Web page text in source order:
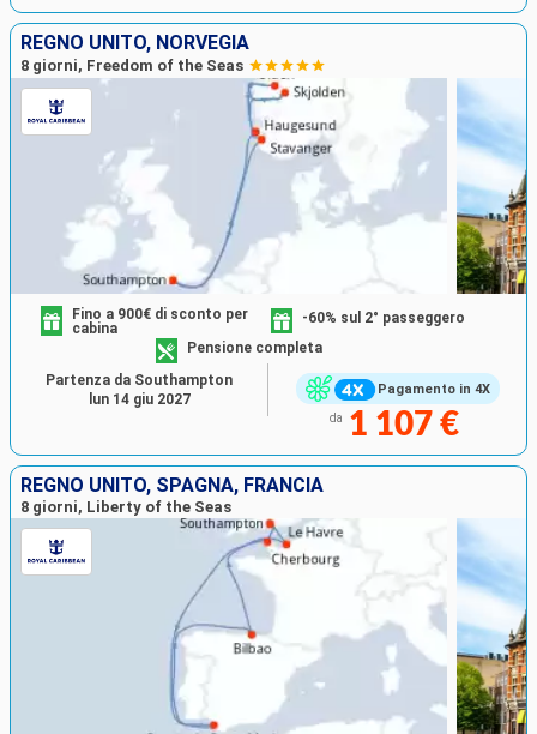
REGNO UNITO, NORVEGIA
8 giorni, Freedom of the Seas
Pagamento in 4X
Fino a 900€ di sconto per
cabina
-60% sul 2° passeggero
Pensione completa
da 1 107 €
Partenza da Southampton
lun 14 giu 2027
REGNO UNITO, SPAGNA, FRANCIA
8 giorni, Liberty of the Seas